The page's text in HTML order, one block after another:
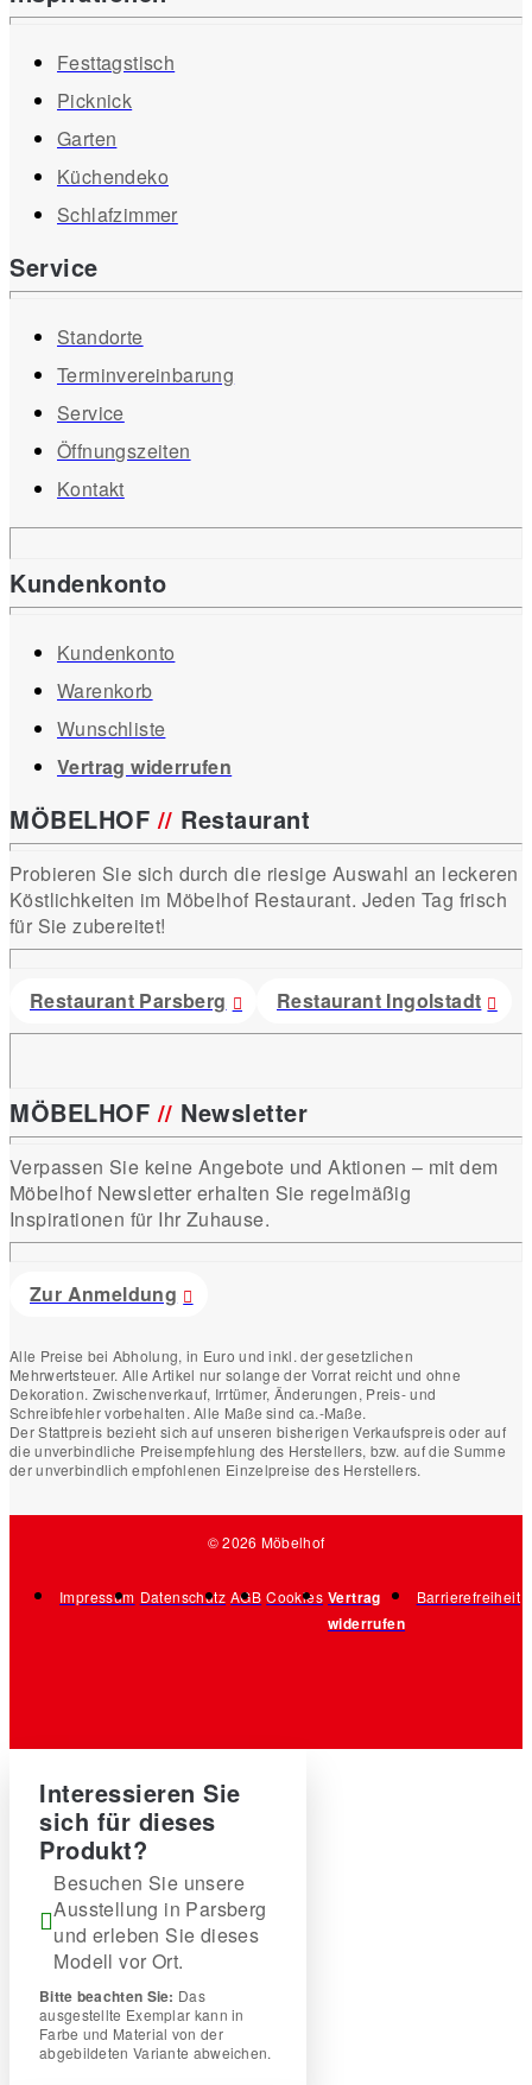
Festtagstisch
Picknick
Garten
Küchendeko
Schlafzimmer
Service
Standorte
Terminvereinbarung
Service
Öffnungszeiten
Kontakt
Kundenkonto
Kundenkonto
Warenkorb
Wunschliste
Vertrag widerrufen
MÖBELHOF// Restaurant
Probieren Sie sich durch die riesige Auswahl an leckeren
Köstlichkeiten im Möbelhof Restaurant. Jeden Tag frisch
für Sie zubereitet!
Restaurant Parsberg Restaurant Ingolstadt
MÖBELHOF// Newsletter
Verpassen Sie keine Angebote und Aktionen – mit dem
Möbelhof Newsletter erhalten Sie regelmäßig
Inspirationen für Ihr Zuhause.
Zur Anmeldung
Alle Preise bei Abholung, in Euro und inkl. der gesetzlichen
Mehrwertsteuer. Alle Artikel nur solange der Vorrat reicht und ohne
Dekoration. Zwischenverkauf, Irrtümer, Änderungen, Preis- und
Schreibfehler vorbehalten. Alle Maße sind ca.-Maße.
Der Stattpreis bezieht sich auf unseren bisherigen Verkaufspreis oder auf
die unverbindliche Preisempfehlung des Herstellers, bzw. auf die Summe
der unverbindlich empfohlenen Einzelpreise des Herstellers.
© 2026 Möbelhof
Impressum Datenschutz AGB Cookies Vertrag
widerrufen
Barrierefreiheit
Interessieren Sie
sich für dieses
Produkt?
Besuchen Sie unsere
Ausstellung in Parsberg
und erleben Sie dieses
Modell vor Ort.
Bitte beachten Sie: Das
ausgestellte Exemplar kann in
Farbe und Material von der
abgebildeten Variante abweichen.